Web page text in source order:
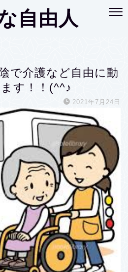
自由人
で介護など自由に動
す！！(^^♪
2021年7月24日